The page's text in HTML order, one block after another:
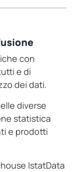
con
e di
dei dati.
diverse
statistica
e prodotti
IstatData